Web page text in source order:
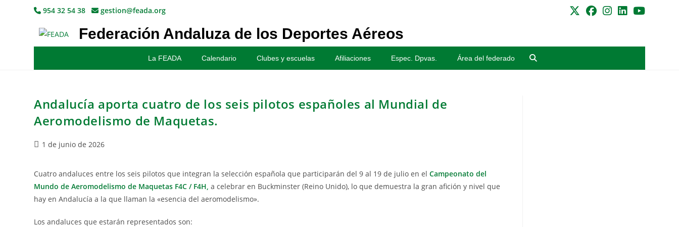
954 32 54 38 gestion@feada.org
Federación Andaluza de los Deportes Aéreos
La FEADA Calendario Clubes y escuelas Afiliaciones Espec. Dpvas. Área del federado
Andalucía aporta cuatro de los seis pilotos españoles al Mundial de
Aeromodelismo de Maquetas.
1 de junio de 2026
Cuatro andaluces entre los seis pilotos que integran la selección española que participarán del 9 al 19 de julio en elCampeonato del
Mundo de Aeromodelismo de Maquetas F4C / F4H, a celebrar en Buckminster (Reino Unido), lo que demuestra la gran afición y nivel que
hay en Andalucía a la que llaman la «esencia del aeromodelismo».
Los andaluces que estarán representados son: